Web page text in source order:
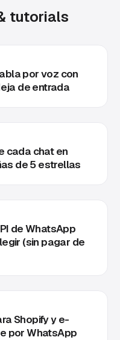
tutorials
por voz con
de entrada
cada chat en
de 5 estrellas
de WhatsApp
(sin pagar de
Shopify y e-
por WhatsApp